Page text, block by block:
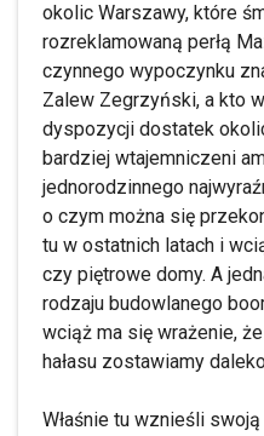
okolic Warszawy, które
rozreklamowaną perłą
czynnego wypoczynku
Zalew Zegrzyński, a kto
dyspozycji dostatek
bardziej wtajemniczeni
jednorodzinnego
o czym można się
tu w ostatnich latach i
czy piętrowe domy. A
rodzaju budowlanego
wciąż ma się wrażenie,
hałasu zostawiamy
Właśnie tu wznieśli